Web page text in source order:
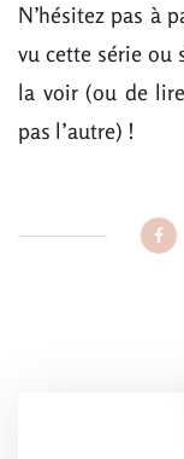
N’hésitez pas à
vu cette série ou
la voir (ou de lire
pas l’autre) !